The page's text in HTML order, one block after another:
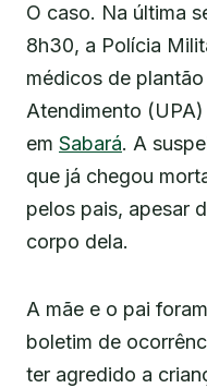
O caso. Na última
8h30, a Polícia
médicos de
Atendimento
em Sabará. A
que já chegou
pelos pais, apesar
corpo dela.
A mãe e o pai
boletim de
ter agredido a